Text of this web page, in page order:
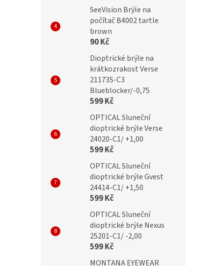
SeeVision Brýle na
počítač B4002 tartle
brown
90 Kč
Dioptrické brýle na
krátkozrakost Verse
21173S-C3
Blueblocker/-0,75
599 Kč
OPTICAL Sluneční
dioptrické brýle Verse
24020-C1/ +1,00
599 Kč
OPTICAL Sluneční
dioptrické brýle Gvest
24414-C1/ +1,50
599 Kč
OPTICAL Sluneční
dioptrické brýle Nexus
25201-C1/ -2,00
599 Kč
MONTANA EYEWEAR